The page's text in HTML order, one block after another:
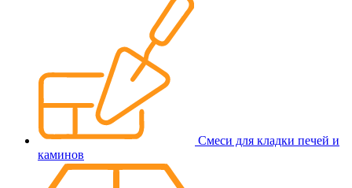
Смеси для кладки печей и
каминов